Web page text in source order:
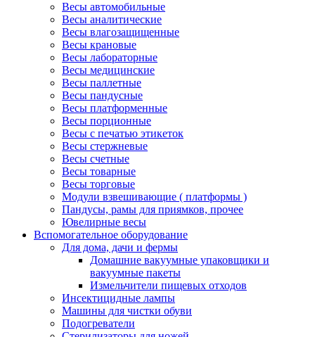
Весы автомобильные
Весы аналитические
Весы влагозащищенные
Весы крановые
Весы лабораторные
Весы медицинские
Весы паллетные
Весы пандусные
Весы платформенные
Весы порционные
Весы с печатью этикеток
Весы стержневые
Весы счетные
Весы товарные
Весы торговые
Модули взвешивающие ( платформы )
Пандусы, рамы для приямков, прочее
Ювелирные весы
Вспомогательное оборудование
Для дома, дачи и фермы
Домашние вакуумные упаковщики и
вакуумные пакеты
Измельчители пищевых отходов
Инсектицидные лампы
Машины для чистки обуви
Подогреватели